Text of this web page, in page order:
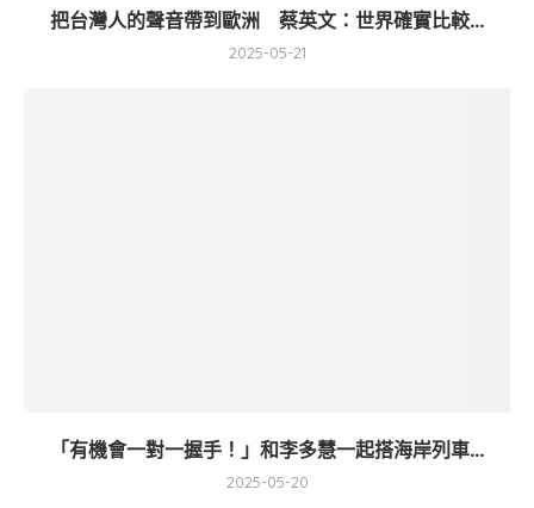
把台灣人的聲音帶到歐洲 蔡英文：世界確實比較...
2025-05-21
「有機會一對一握手！」和李多慧一起搭海岸列車...
2025-05-20